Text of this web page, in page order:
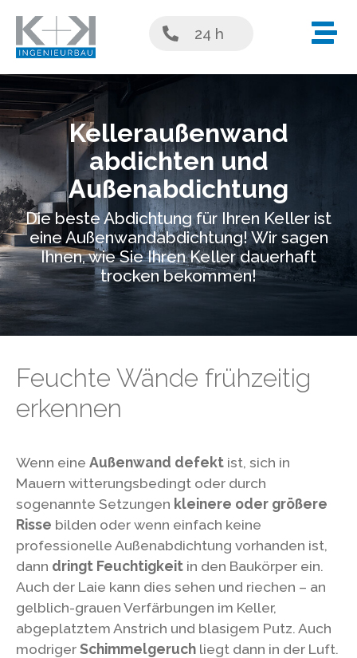
24 h
Kelleraußenwand
abdichten und
Außenabdichtung
Die beste Abdichtung für Ihren Keller ist
eine Außenwandabdichtung! Wir sagen
Ihnen, wie Sie Ihren Keller dauerhaft
trocken bekommen!
Feuchte Wände frühzeitig
erkennen
Wenn eine Außenwand defekt ist, sich in
Mauern witterungsbedingt oder durch
sogenannte Setzungen kleinere oder größere
Risse bilden oder wenn einfach keine
professionelle Außenabdichtung vorhanden ist,
dann dringt Feuchtigkeit in den Baukörper ein.
Auch der Laie kann dies sehen und riechen – an
gelblich-grauen Verfärbungen im Keller,
abgeplatztem Anstrich und blasigem Putz. Auch
modrigerSchimmelgeruch liegt dann in der Luft.